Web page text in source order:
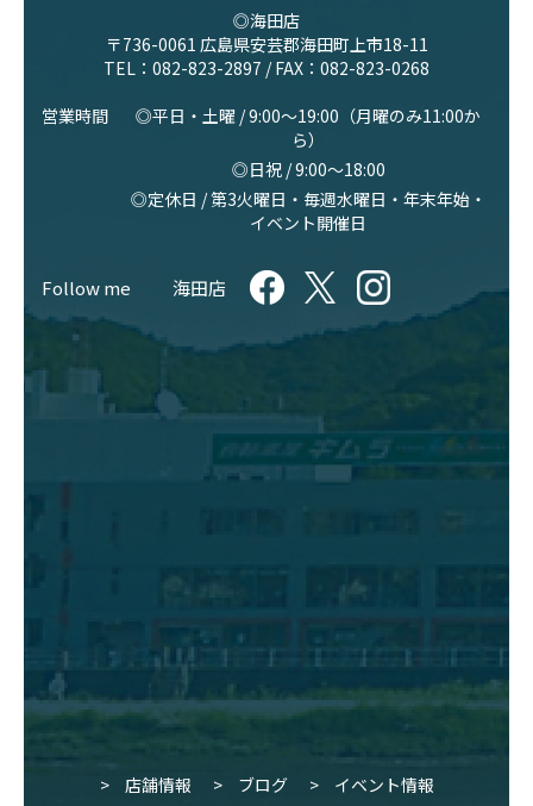
◎海田店
〒736-0061 広島県安芸郡海田町上市18-11
TEL： 082-823-2897 / FAX：082-823-0268
営業時間
◎平日・土曜 / 9:00〜19:00（月曜のみ11:00か
ら）
◎日祝 / 9:00〜18:00
◎定休日 / 第3火曜日・毎週水曜日・年末年始・
イベント開催日
Follow me 海田店
店舗情報 ブログ イベント情報